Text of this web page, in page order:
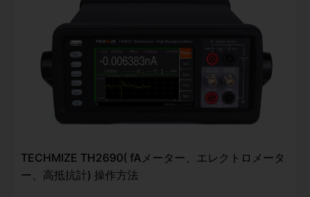
TECHMIZE TH2690( fAメーター、エレクトロメータ
ー、高抵抗計) 操作方法